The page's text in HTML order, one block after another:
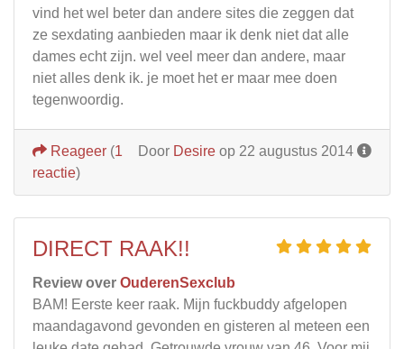
vind het wel beter dan andere sites die zeggen dat
ze sexdating aanbieden maar ik denk niet dat alle
dames echt zijn. wel veel meer dan andere, maar
niet alles denk ik. je moet het er maar mee doen
tegenwoordig.
Door Desire op 22 augustus 2014
Reageer (1
reactie)
DIRECT RAAK!!
Review over OuderenSexclub
BAM! Eerste keer raak. Mijn fuckbuddy afgelopen
maandagavond gevonden en gisteren al meteen een